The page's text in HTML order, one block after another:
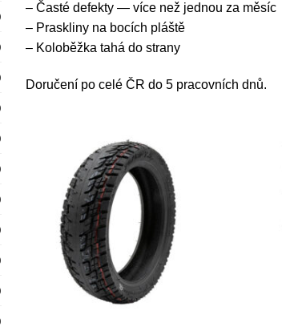
– Časté defekty — více než jednou za měsíc
– Praskliny na bocích pláště
– Koloběžka tahá do strany
Doručení po celé ČR do 5 pracovních dnů.